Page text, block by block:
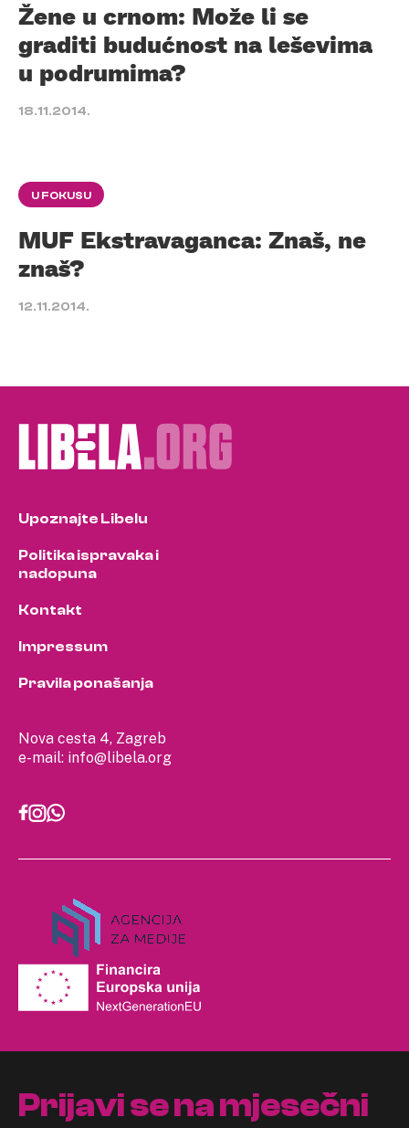
Žene u crnom: Može li se
graditi budućnost na leševima
u podrumima?
18.11.2014.
U FOKUSU
MUF Ekstravaganca: Znaš, ne
znaš?
12.11.2014.
Nova cesta 4, Zagreb
e-mail: info@libela.org
Upoznajte Libelu
Politika ispravaka i
nadopuna
Kontakt
Impressum
Pravila ponašanja
Prijavi se na mjesečni